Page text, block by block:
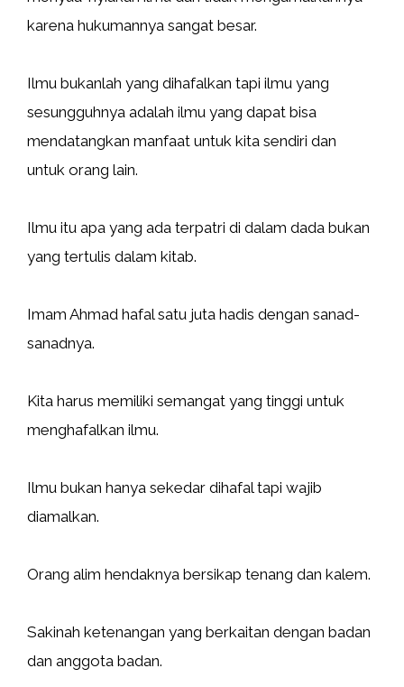
karena hukumannya sangat besar.
Ilmu bukanlah yang dihafalkan tapi ilmu yang
sesungguhnya adalah ilmu yang dapat bisa
mendatangkan manfaat untuk kita sendiri dan
untuk orang lain.
Ilmu itu apa yang ada terpatri di dalam dada bukan
yang tertulis dalam kitab.
Imam Ahmad hafal satu juta hadis dengan sanad-
sanadnya.
Kita harus memiliki semangat yang tinggi untuk
menghafalkan ilmu.
Ilmu bukan hanya sekedar dihafal tapi wajib
diamalkan.
Orang alim hendaknya bersikap tenang dan kalem.
Sakinah ketenangan yang berkaitan dengan badan
dan anggota badan.